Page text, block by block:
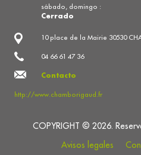
10 place de la Mairie 30530
04 66 61 47 36
Contacto
http://www.chamborigaud.fr
sábado, domingo :
Cerrado
COPYRIGHT © 2026.
Avisos legales